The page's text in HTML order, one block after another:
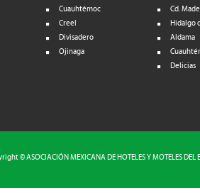
Cuauhtémoc
Creel
Divisadero
Ojinaga
Cd.
Hidalgo
Aldama
Delicias
© ASOCIACIÓN MEXICANA DE HOTELES Y MOTELES